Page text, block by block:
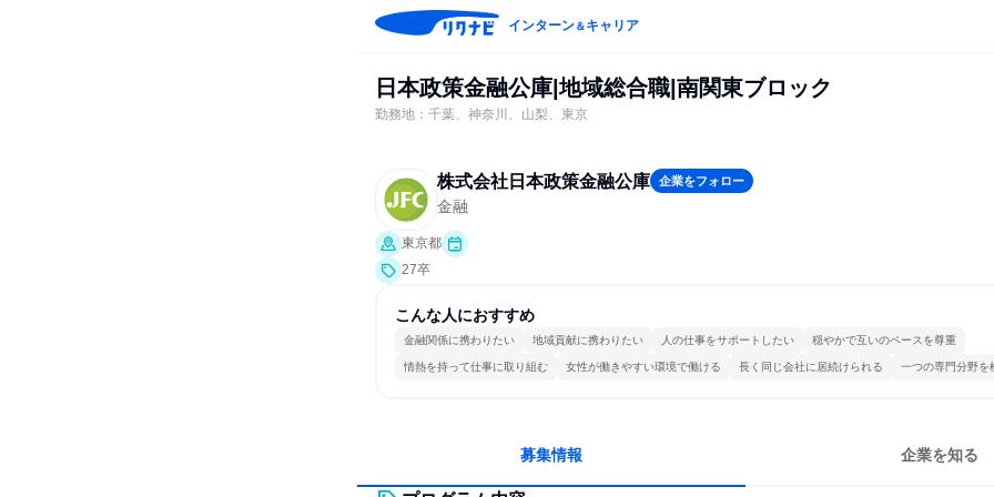
インターン＆キャリア
日本政策金融公庫|地域総合職|南関東ブロック
勤務地：千葉、神奈川、山梨、東京
株式会社日本政策金融公庫 企業をフォロー
金融
東京都
27卒
こんな人におすすめ
金融関係に携わりたい 地域貢献に携わりたい 人の仕事をサポートしたい 穏やかで互いのペースを尊重
情熱を持って仕事に取り組む 女性が働きやすい環境で働ける 長く同じ会社に居続けられる 一つの専門分野を
募集情報 企業を知る